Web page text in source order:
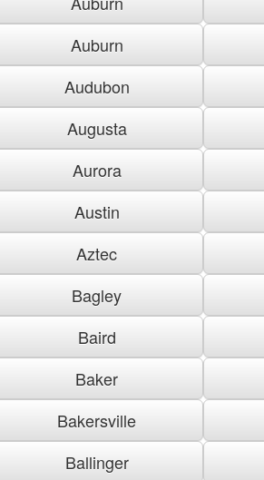
Auburn
Audubon
Augusta
Aurora
Austin
Aztec
Bagley
Baird
Baker
Bakersville
Ballinger